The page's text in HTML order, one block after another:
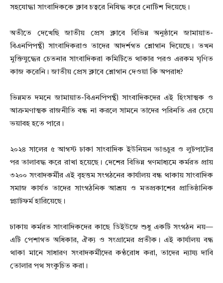
সহযোদ্ধা সাংবাদিককে ক্লাব চত্বরে নিষিদ্ধ করে নোটিশ দিয়েছে।
অতীতে দেখেছি জাতীয় প্রেস ক্লাবে বিভিন্ন অনুষ্ঠানে জামায়াত-
বিএনপিপন্থী সাংবাদিকরাও তাদের আদর্শগত শ্লোগান দিয়েছে। তখন
মুক্তিযুদ্ধের চেতনার সাংবাদিকরা কমিটিতে থাকার পরও এরকম ঘৃণিত
কাজ করেনি। জাতীয় প্রেস ক্লাবে শ্লোগান দেওয়া কি অপরাধ?
ভিন্নমত দমনে জামায়াত-বিএনপিপন্থী সাংবাদিকদের এই হিংসাত্মক ও
আক্রমণাত্মক রাজনীতি বন্ধ না করলে সামনে তাদের পরিনতি এর চেয়ে
ভয়াবহ হতে পারে।
২০২৪ সালের ৫ আগস্ট ঢাকা সাংবাদিক ইউনিয়ন ভাঙচুর ও লুটপাটের
পর তালাবদ্ধ করে রাখা হয়েছে। দেশের বিভিন্ন গণমাধ্যমে কর্মরত প্রায়
৩২০০ সংবাদকর্মীর এই বৃহত্তম সংগঠনের কার্যালয় বন্ধ থাকায় সাংবাদিক
সমাজ কার্যত তাদের সাংগঠনিক আশ্রয় ও মতপ্রকাশের প্রাতিষ্ঠানিক
প্ল্যাটফর্ম হারিয়েছে।
ঢাকায় কর্মরত সাংবাদিকদের কাছে ডিইউজে শুধু একটি সংগঠন নয়—
এটি পেশাগত অধিকার, ঐক্য ও সংগ্রামের প্রতীক। এই কার্যালয় বন্ধ
থাকা মানে সাধারণ সংবাদকর্মীদের কণ্ঠরোধ করা, তাদের ন্যায্য দাবি
তোলার পথ সংকুচিত করা।